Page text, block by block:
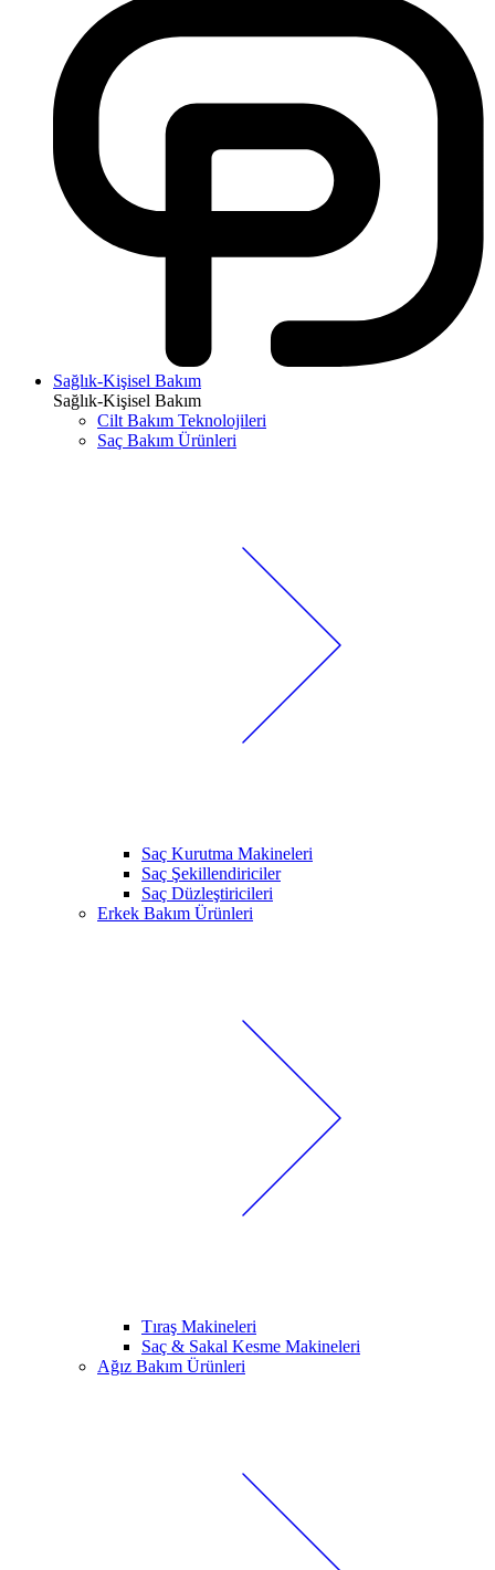
Sağlık-Kişisel Bakım
Sağlık-Kişisel Bakım
Cilt Bakım Teknolojileri
Saç Bakım Ürünleri
Saç Kurutma Makineleri
Saç Şekillendiriciler
Saç Düzleştiricileri
Erkek Bakım Ürünleri
Tıraş Makineleri
Saç & Sakal Kesme Makineleri
Ağız Bakım Ürünleri